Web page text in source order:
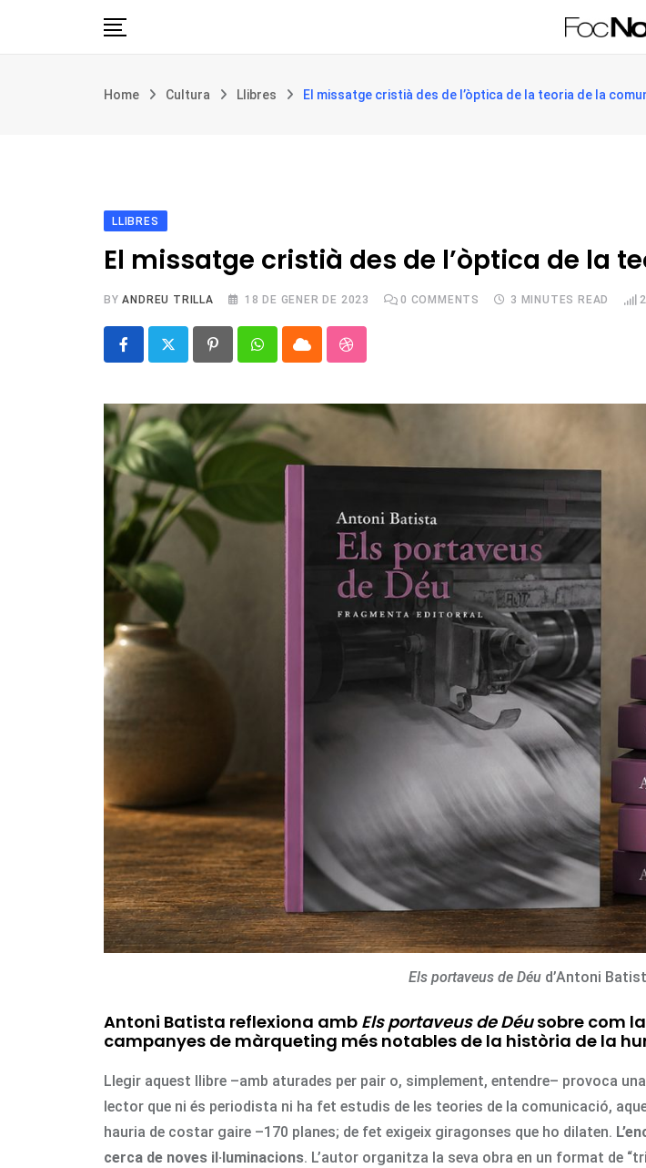
Filosofia i teologia
Home Cultura Llibres El missatge cristià des de l’òptica de la teoria de la
LLIBRES
El missatge cristià des de l’òptica de la
BYANDREU TRILLA 18 DE GENER DE 2023 0 COMMENTS 3 MINUTES READ
PinterestWhatsappCloud StumbleUpon
Els portaveus de Déud’Antoni
Antoni Batista reflexiona amb Els portaveus de Déusobre com
campanyes de màrqueting més notables de la història de la
Llegir aquest llibre –amb aturades per pair o, simplement, entendre– provoca
lector que ni és periodista ni ha fet estudis de les teories de la comunicació,
hauria de costar gaire –170 planes; de fet exigeix giragonses que ho dilaten.
cerca de noves il·luminacions. L’autor organitza la seva obra en un format de